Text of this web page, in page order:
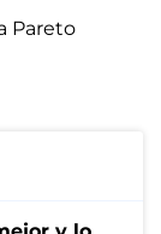
Pareto